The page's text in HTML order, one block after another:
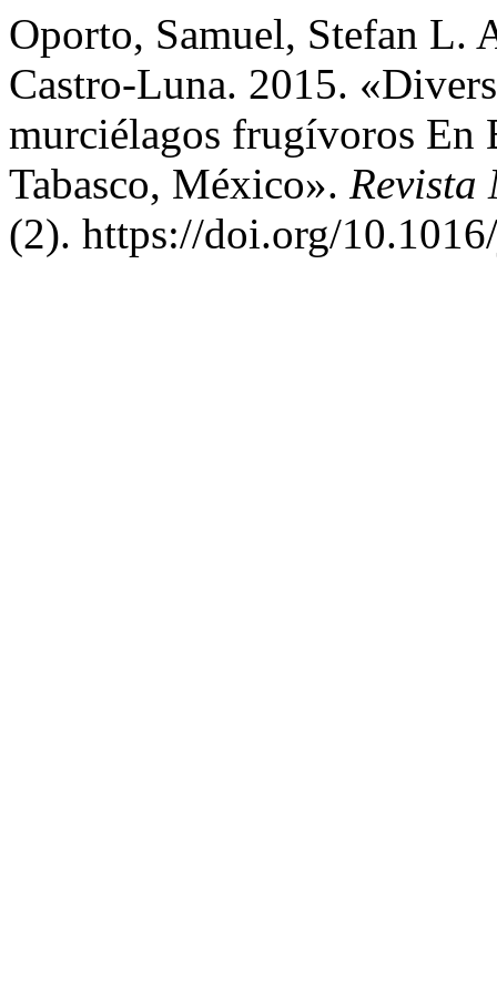
Oporto, Samuel, Stefan L.
Castro-Luna. 2015.
murciélagos frugívoros En
Tabasco, México». Revista
(2). https://doi.org/